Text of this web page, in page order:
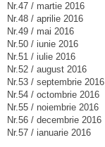
Nr.47 / martie 2016
Nr.48 / aprilie 2016
Nr.49 / mai 2016
Nr.50 / iunie 2016
Nr.51 / iulie 2016
Nr.52 / august 2016
Nr.53 / septembrie 2016
Nr.54 / octombrie 2016
Nr.55 / noiembrie 2016
Nr.56 / decembrie 2016
Nr.57 / ianuarie 2016